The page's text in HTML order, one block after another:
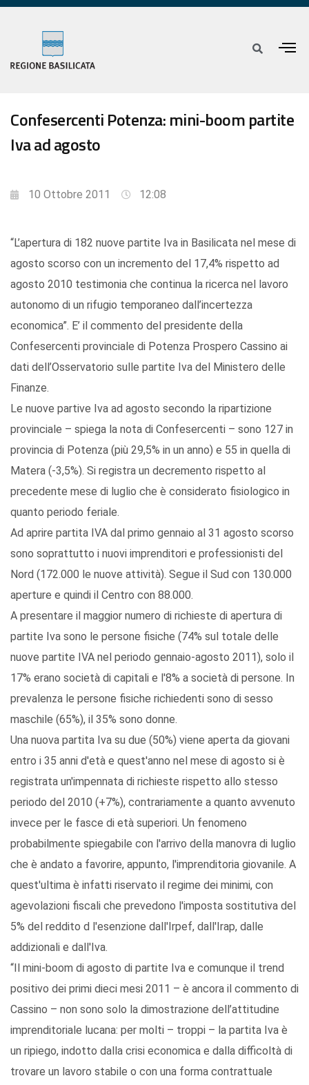
Confesercenti Potenza: mini-boom partite
Iva ad agosto
10 Ottobre 2011 12:08
“L’apertura di 182 nuove partite Iva in Basilicata nel mese di
agosto scorso con un incremento del 17,4% rispetto ad
agosto 2010 testimonia che continua la ricerca nel lavoro
autonomo di un rifugio temporaneo dall’incertezza
economica”. E’ il commento del presidente della
Confesercenti provinciale di Potenza Prospero Cassino ai
dati dell’Osservatorio sulle partite Iva del Ministero delle
Finanze.
Le nuove partive Iva ad agosto secondo la ripartizione
provinciale – spiega la nota di Confesercenti – sono 127 in
provincia di Potenza (più 29,5% in un anno) e 55 in quella di
Matera (-3,5%). Si registra un decremento rispetto al
precedente mese di luglio che è considerato fisiologico in
quanto periodo feriale.
Ad aprire partita IVA dal primo gennaio al 31 agosto scorso
sono soprattutto i nuovi imprenditori e professionisti del
Nord (172.000 le nuove attività). Segue il Sud con 130.000
aperture e quindi il Centro con 88.000.
A presentare il maggior numero di richieste di apertura di
partite Iva sono le persone fisiche (74% sul totale delle
nuove partite IVA nel periodo gennaio-agosto 2011), solo il
17% erano società di capitali e l'8% a società di persone. In
prevalenza le persone fisiche richiedenti sono di sesso
maschile (65%), il 35% sono donne.
Una nuova partita Iva su due (50%) viene aperta da giovani
entro i 35 anni d'età e quest'anno nel mese di agosto si è
registrata un'impennata di richieste rispetto allo stesso
periodo del 2010 (+7%), contrariamente a quanto avvenuto
invece per le fasce di età superiori. Un fenomeno
probabilmente spiegabile con l'arrivo della manovra di luglio
che è andato a favorire, appunto, l'imprenditoria giovanile. A
quest'ultima è infatti riservato il regime dei minimi, con
agevolazioni fiscali che prevedono l'imposta sostitutiva del
5% del reddito d l'esenzione dall'Irpef, dall'Irap, dalle
addizionali e dall'Iva.
“Il mini-boom di agosto di partite Iva e comunque il trend
positivo dei primi dieci mesi 2011 – è ancora il commento di
Cassino – non sono solo la dimostrazione dell’attitudine
imprenditoriale lucana: per molti – troppi – la partita Iva è
un ripiego, indotto dalla crisi economica e dalla difficoltà di
trovare un lavoro stabile o con una forma contrattuale